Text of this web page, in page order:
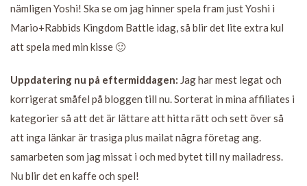
nämligen Yoshi! Ska se om jag hinner spela fram just Yoshi i
Mario+Rabbids Kingdom Battle idag, så blir det lite extra kul
att spela med min kisse 🙂
Uppdatering nu på eftermiddagen: Jag har mest legat och
korrigerat småfel på bloggen till nu. Sorterat in mina affiliates i
kategorier så att det är lättare att hitta rätt och sett över så
att inga länkar är trasiga plus mailat några företag ang.
samarbeten som jag missat i och med bytet till ny mailadress.
Nu blir det en kaffe och spel!